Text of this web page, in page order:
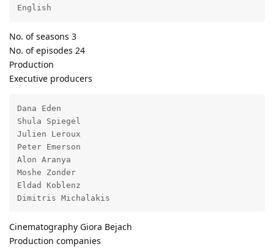
English
No. of seasons 3
No. of episodes 24
Production
Executive producers
Dana Eden
Shula Spiegel
Julien Leroux
Peter Emerson
Alon Aranya
Moshe Zonder
Eldad Koblenz
Dimitris Michalakis
Cinematography Giora Bejach
Production companies